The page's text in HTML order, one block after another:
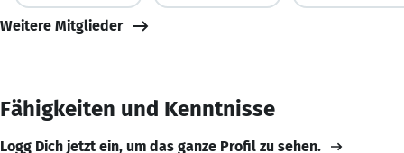
Weitere Mitglieder
Fähigkeiten und Kenntnisse
Logg Dich jetzt ein, um das ganze Profil zu sehen.